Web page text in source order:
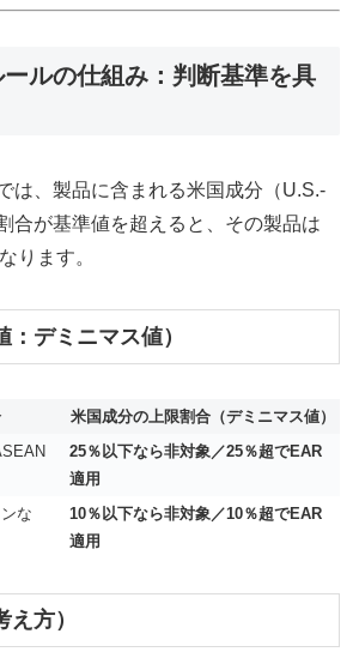
ルの仕組み：判断基準を具
は、製品に含まれる米国成分（U.S.-
合が基準値を超えると、その製品は
ります。
デミニマス値）
米国成分の上限割合（デミニマス値）
25％以下なら非対象／25％超でEAR
適用
な
10％以下なら非対象／10％超でEAR
適用
方）